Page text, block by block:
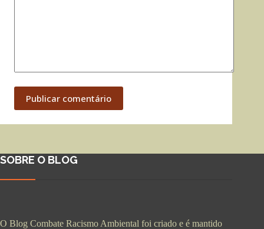
Publicar comentário
SOBRE O BLOG
O Blog Combate Racismo Ambiental foi criado e é mantido